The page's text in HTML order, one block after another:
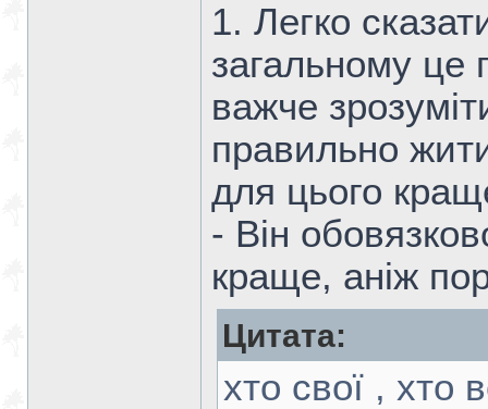
1. Легко
загальному це
важче
правильно
для цього
- Він
краще, аніж
Цитата:
хто свої , хто